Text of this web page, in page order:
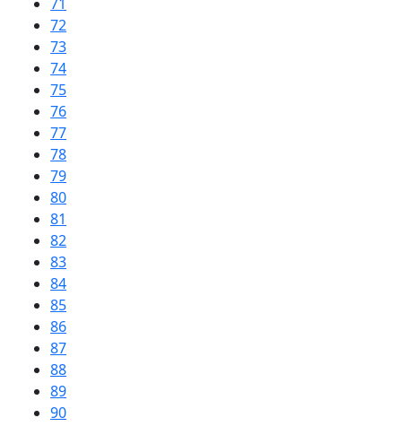
72
73
74
75
76
77
78
79
80
81
82
83
84
85
86
87
88
89
90